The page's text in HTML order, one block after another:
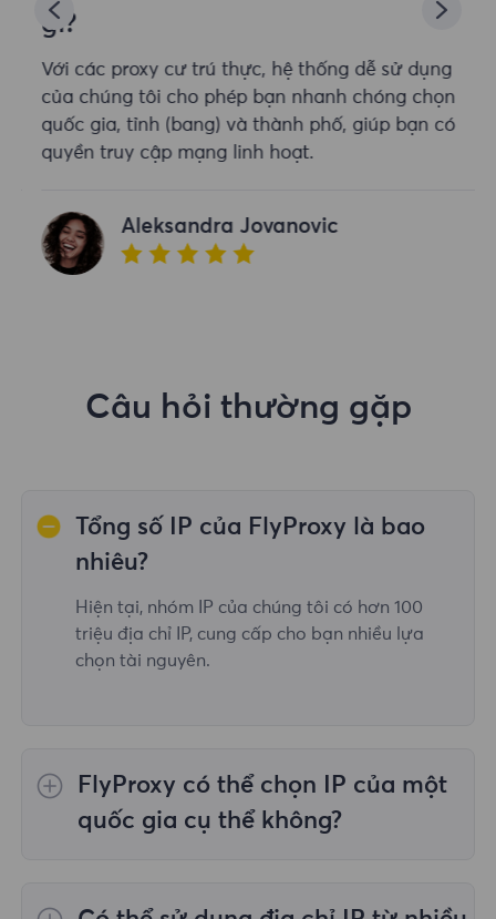
gì?
Với các proxy cư trú thực, hệ thống dễ sử dụng
của chúng tôi cho phép bạn nhanh chóng chọn
quốc gia, tỉnh (bang) và thành phố, giúp bạn có
quyền truy cập mạng linh hoạt.
Aleksandra Jovanovic
Câu hỏi thường gặp
Tổng số IP của FlyProxy là bao
nhiêu?
Hiện tại, nhóm IP của chúng tôi có hơn 100
triệu địa chỉ IP, cung cấp cho bạn nhiều lựa
chọn tài nguyên.
FlyProxy có thể chọn IP của một
quốc gia cụ thể không?